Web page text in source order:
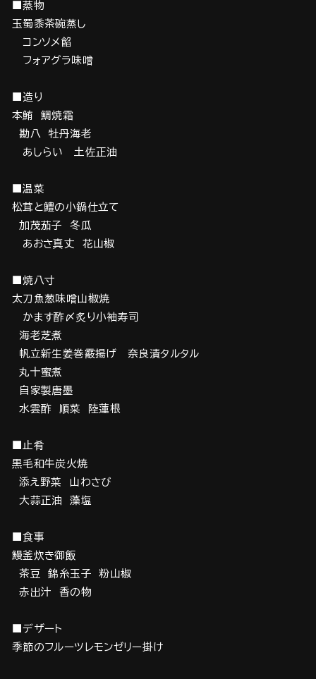
■蒸物
玉蜀黍茶碗蒸し
コンソメ餡
フォアグラ味噌
■造り
本鮪 鯛焼霜
勘八 牡丹海老
あしらい 土佐正油
■温菜
松茸と鱧の小鍋仕立て
加茂茄子 冬瓜
あおさ真丈 花山椒
■焼八寸
太刀魚葱味噌山椒焼
かます酢〆炙り小袖寿司
海老芝煮
帆立新生姜巻霰揚げ 奈良漬タルタル
丸十蜜煮
自家製唐墨
水雲酢 順菜 陸蓮根
■止肴
黒毛和牛炭火焼
添え野菜 山わさび
大蒜正油 藻塩
■食事
鰻釜炊き御飯
茶豆 錦糸玉子 粉山椒
赤出汁 香の物
■デザート
季節のフルーツレモンゼリー掛け